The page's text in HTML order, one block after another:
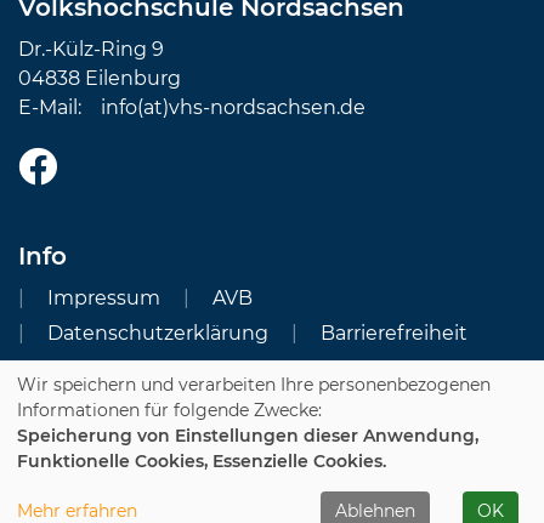
Volkshochschule Nordsachsen
Dr.-Külz-Ring 9
04838 Eilenburg
E-Mail: info(at)vhs-nordsachsen.de
Info
Impressum
AVB
Datenschutzerklärung
Barrierefreiheit
Cookie Einstellungen
Dozenten-Login
Wir speichern und verarbeiten Ihre personenbezogenen
Informationen für folgende Zwecke:
Speicherung von Einstellungen dieser Anwendung,
Funktionelle Cookies, Essenzielle Cookies.
Mehr erfahren Ablehnen OK